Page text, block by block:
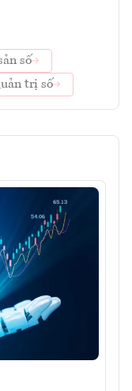
số
trị số